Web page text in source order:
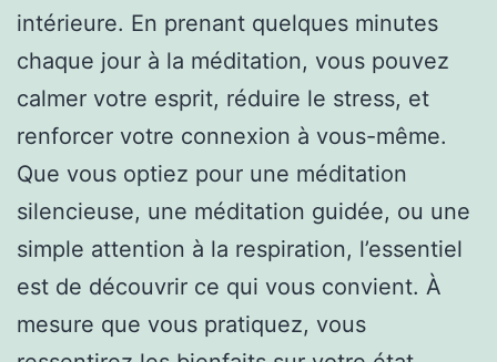
intérieure. En prenant quelques minutes
chaque jour à la méditation, vous pouvez
calmer votre esprit, réduire le stress, et
renforcer votre connexion à vous-même.
Que vous optiez pour une méditation
silencieuse, une méditation guidée, ou une
simple attention à la respiration, l’essentiel
est de découvrir ce qui vous convient. À
mesure que vous pratiquez, vous